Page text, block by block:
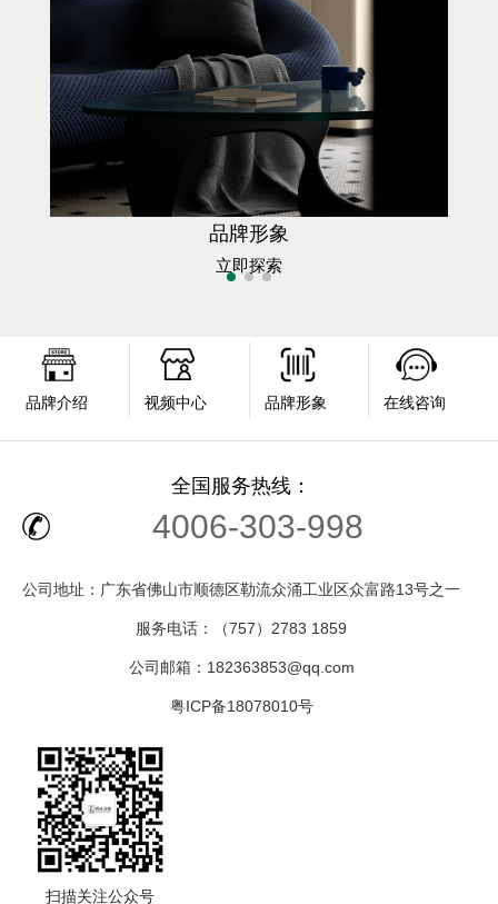
品牌形象
立即探索
品牌介绍 视频中心 品牌形象 在线咨询
全国服务热线：
4006-303-998
公司地址：广东省佛山市顺德区勒流众涌工业区众富路13号之一
服务电话：（757）2783 1859
公司邮箱：182363853@qq.com
粤ICP备18078010号
扫描关注公众号